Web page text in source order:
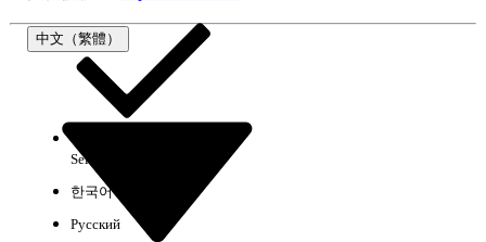
中文（繁體）
Select Org
한국어
Русский